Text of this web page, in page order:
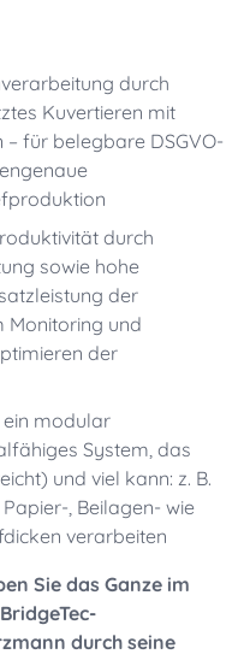
durch
Kuvertieren mit
für belegbare DSGVO-
durch
sowie hohe
der
Monitoring und
der
ein modular
System, das
und viel kann: z. B.
, Beilagen- wie
verarbeiten
Sie das Ganze im
durch seine